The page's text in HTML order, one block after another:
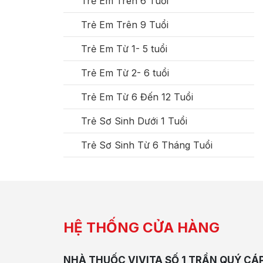
Trẻ Em Trên 9 Tuổi
Trẻ Em Từ 1- 5 tuổi
Trẻ Em Từ 2- 6 tuổi
Trẻ Em Từ 6 Đến 12 Tuổi
Trẻ Sơ Sinh Dưới 1 Tuổi
Trẻ Sơ Sinh Từ 6 Tháng Tuổi
HỆ THỐNG CỬA HÀNG
NHÀ THUỐC VIVITA SỐ 1 TRẦN QUÝ